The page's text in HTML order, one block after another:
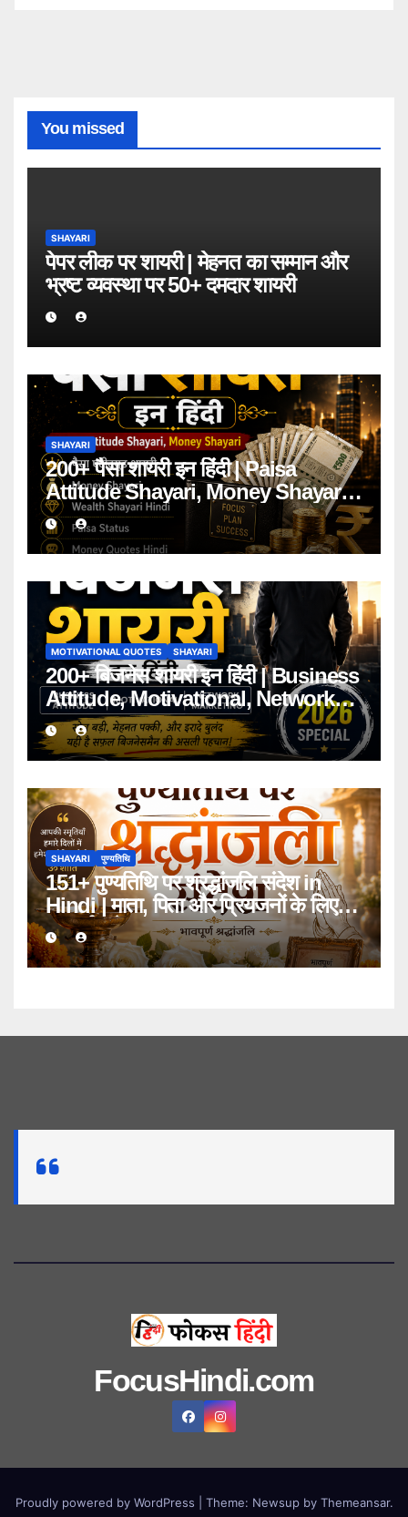
You missed
SHAYARI
पेपर लीक पर शायरी | मेहनत का सम्मान और
भ्रष्ट व्यवस्था पर 50+ दमदार शायरी
SHAYARI
200+ पैसा शायरी इन हिंदी | Paisa
Attitude Shayari, Money Shayari
2026
MOTIVATIONAL QUOTES SHAYARI
200+ बिजनेस शायरी इन हिंदी | Business
Attitude, Motivational, Network
Marketing Shayari 2026
SHAYARI पुण्यतिथि
151+ पुण्यतिथि पर श्रद्धांजलि संदेश in
Hindi | माता, पिता और प्रियजनों के लिए
भावपूर्ण संदेश
FocusHindi.com
Proudly powered by WordPress Theme: Newsup by Themeansar.